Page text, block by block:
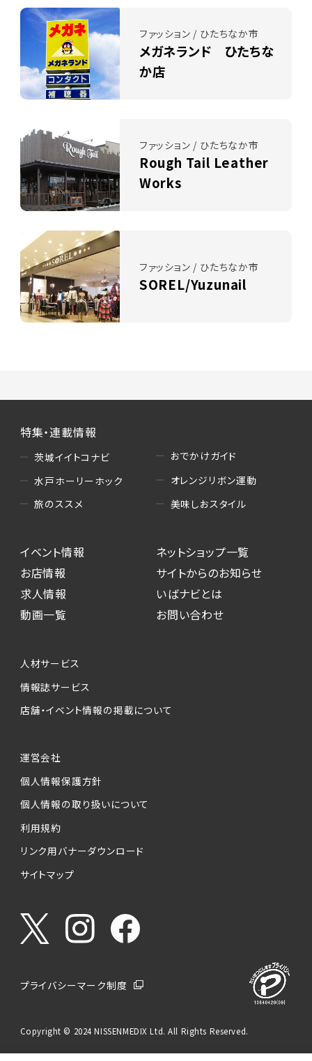
ファッション / ひたちなか市
メガネランド ひたちな
か店
ファッション / ひたちなか市
Rough Tail Leather
Works
ファッション / ひたちなか市
SOREL/Yuzunail
特集・連載情報
茨城イイトコナビ
水戸ホーリーホック
旅のススメ
おでかけガイド
オレンジリボン運動
美味しおスタイル
イベント情報
お店情報
求人情報
動画一覧
ネットショップ一覧
サイトからのお知らせ
いばナビとは
お問い合わせ
人材サービス
情報誌サービス
店舗・イベント情報の掲載について
運営会社
個人情報保護方針
個人情報の取り扱いについて
利用規約
リンク用バナーダウンロード
サイトマップ
プライバシーマーク制度
Copyright © 2024 NISSENMEDIX Ltd. All Rights Reserved.